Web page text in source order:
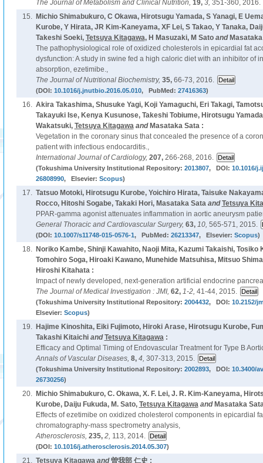
The Journal of Metabolism and Clinical Nutrition, 19, 3, 351-360, 2016.
15.
Michio Shimabukuro, C Okawa, Hirotsugu Yamada, S Yanagi, E
Kurobe, Y Hirata, JR Kim-Kaneyama, XF Lei, S Takao, Y Tanaka,
Takeshi Soeki, Tetsuya Kitagawa, H Masuzaki, M Satoand
The pathophysiological role of oxidized cholesterols in epicardial fat
dysfunction: A study in swine fed a high caloric diet with an inhibitor of
absorption, ezetimibe.,
The Journal of Nutritional Biochemistry, 35, 66-73, 2016.
(DOI: 10.1016/j.jnutbio.2016.05.010, PubMed: 27416363)
16. Akira Takashima, Shusuke Yagi, Koji Yamaguchi, Eri Takagi,
Takayuki Ise, Kenya Kusunose, Takeshi Tobiume, Hirotsugu
Wakatsuki, Tetsuya Kitagawaand Masataka Sata :
Vegetation in the coronary sinus that concealed the presence of a
patient with infectious endocarditis.,
International Journal of Cardiology, 207, 266-268, 2016.
(Tokushima University Institutional Repository: 2013807, DOI: 10.1016/
26808990, Elsevier: Scopus)
17. Tatsuo Motoki, Hirotsugu Kurobe, Yoichiro Hirata, Taisuke
Rocco, Hitoshi Sogabe, Takaki Hori, Masataka SataandTetsuya
PPAR-gamma agonist attenuates inflammation in aortic aneurysm
General Thoracic and Cardiovascular Surgery, 63, 10, 565-571, 2015.
(DOI: 10.1007/s11748-015-0576-1, PubMed: 26213347, Elsevier: Scopus)
18.
Noriko Kambe, Shinji Kawahito, Naoji Mita, Kazumi Takaishi, Tosiko
Tomohiro Soga, Hiroaki Kawano, Munehide Matsuhisa, Mitsuo
Hiroshi Kitahata :
Impact of newly developed, next-generation artificial endocrine
The Journal of Medical Investigation : JMI, 62, 1-2, 41-44, 2015.
(Tokushima University Institutional Repository: 2004432, DOI: 10.2152/
Elsevier: Scopus)
19.
Hajime Kinoshita, Eiki Fujimoto, Hiroki Arase, Hirotsugu Kurobe,
Takashi KitaichiandTetsuya Kitagawa:
Efficacy and Optimal Timing of Endovascular Treatment for Type B
Annals of Vascular Diseases, 8, 4, 307-313, 2015.
(Tokushima University Institutional Repository: 2002893, DOI: 10.3400/
26730256)
20.
Michio Shimabukuro, C. Okawa, X. F. Lei, J. R. Kim-Kaneyama,
Kurobe, Daiju Fukuda, M. Sato, Tetsuya Kitagawaand Masataka
Effects of ezetimibe on oxidized cholesterol components in epicardial
chromatography-mass spectrometry analysis,
Atherosclerosis, 235, 2, 113, 2014.
(DOI: 10.1016/j.atherosclerosis.2014.05.307)
21. Tetsuya Kitagawaand曽我部 仁史 :